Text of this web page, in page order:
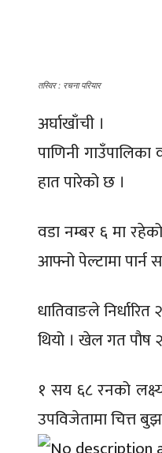
तस्विर : रचना परियार
अर्घाखाँची ।
पाणिनी
हात पारेको छ ।
वडा नम्बर ६ मा
आफ्नो पेल्टामा
धातिवाङले
थियो । खेल गत पौष
१ सय ६८ रनको
उपविजेतामा चित्त